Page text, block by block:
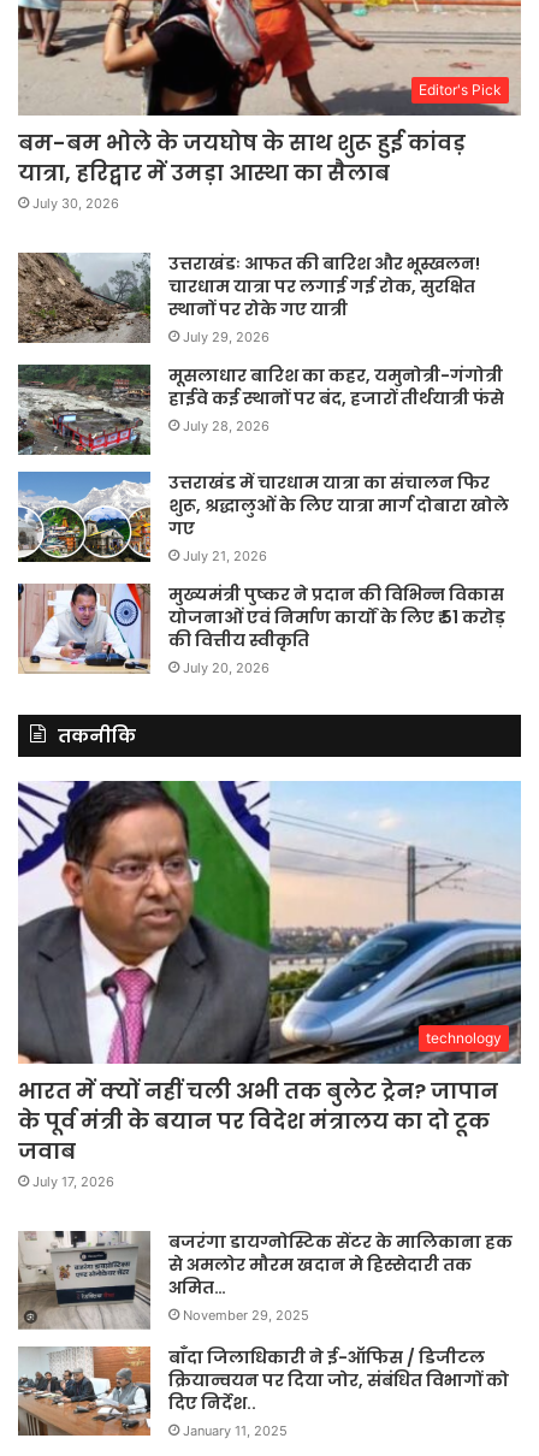
Editor's Pick
बम-बम भोले के जयघोष के साथ शुरू हुई कांवड़
यात्रा, हरिद्वार में उमड़ा आस्था का सैलाब
July 30, 2026
उत्तराखंडः आफत की बारिश और भूस्खलन!
चारधाम यात्रा पर लगाई गई रोक, सुरक्षित
स्थानों पर रोके गए यात्री
July 29, 2026
मूसलाधार बारिश का कहर, यमुनोत्री-गंगोत्री
हाईवे कई स्थानों पर बंद, हजारों तीर्थयात्री फंसे
July 28, 2026
उत्तराखंड में चारधाम यात्रा का संचालन फिर
शुरू, श्रद्धालुओं के लिए यात्रा मार्ग दोबारा खोले
गए
July 21, 2026
मुख्यमंत्री पुष्कर ने प्रदान की विभिन्न विकास
योजनाओं एवं निर्माण कार्यों के लिए ₹ 51 करोड़
की वित्तीय स्वीकृति
July 20, 2026
तकनीकि
technology
भारत में क्यों नहीं चली अभी तक बुलेट ट्रेन? जापान
के पूर्व मंत्री के बयान पर विदेश मंत्रालय का दो टूक
जवाब
July 17, 2026
बजरंगा डायग्नोस्टिक सेंटर के मालिकाना हक
से अमलोर मौरम खदान मे हिस्सेदारी तक
अमित…
November 29, 2025
बाँदा जिलाधिकारी ने ई-ऑफिस / डिजीटल
क्रियान्वयन पर दिया जोर, संबंधित विभागों को
दिए निर्देश..
January 11, 2025